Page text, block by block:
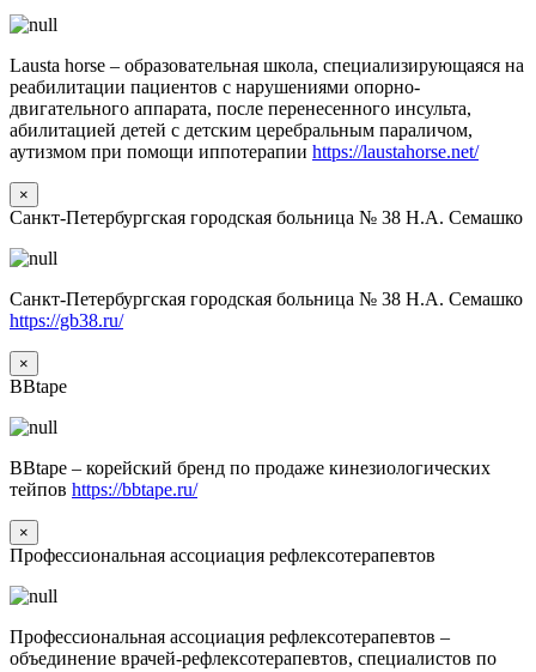
Lausta horse – образовательная школа, специализирующаяся на
реабилитации пациентов с нарушениями опорно-
двигательного аппарата, после перенесенного инсульта,
абилитацией детей с детским церебральным параличом,
аутизмом при помощи иппотерапии https://laustahorse.net/
×
Санкт-Петербургская городская больница № 38 Н.А. Семашко
Санкт-Петербургская городская больница № 38 Н.А. Семашко
https://gb38.ru/
×
BBtape
BBtape – корейский бренд по продаже кинезиологических
тейпов https://bbtape.ru/
×
Профессиональная ассоциация рефлексотерапевтов
Профессиональная ассоциация рефлексотерапевтов –
объединение врачей-рефлексотерапевтов, специалистов по